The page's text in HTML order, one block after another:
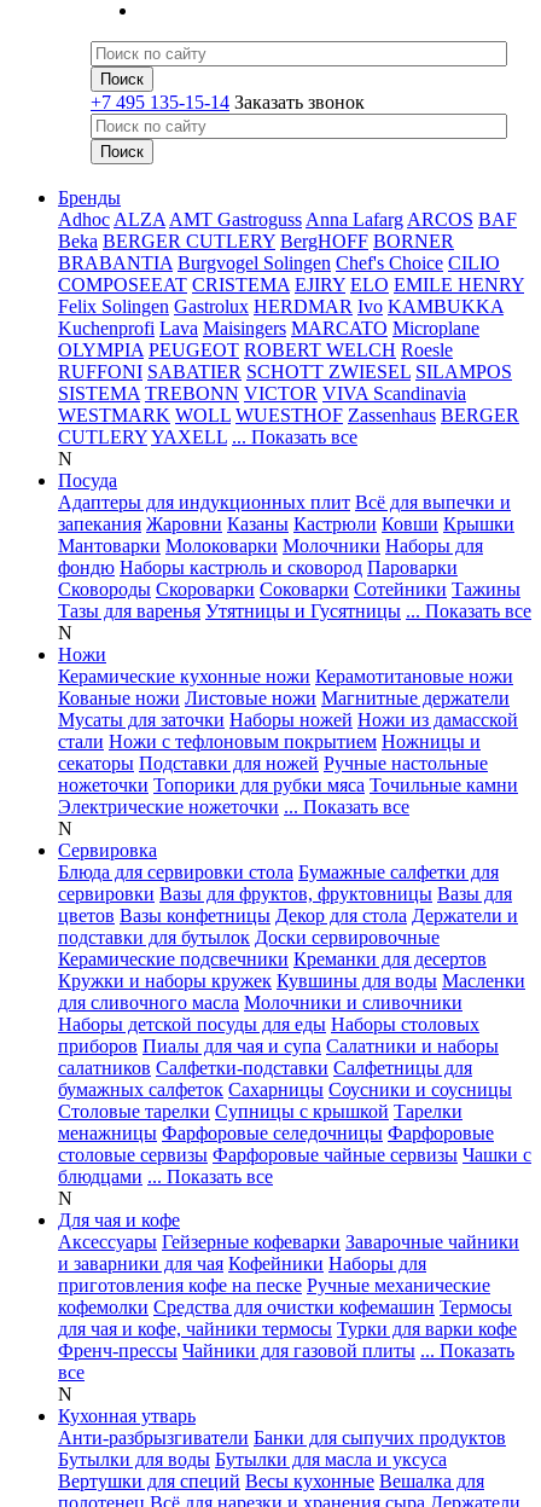
+7 495 135-15-14 Заказать звонок
Бренды
Adhoc ALZA AMT Gastroguss Anna Lafarg ARCOS BAF
Beka BERGER CUTLERY BergHOFF BORNER
BRABANTIA Burgvogel Solingen Chef's Choice CILIO
COMPOSEEAT CRISTEMA EJIRY ELO EMILE HENRY
Felix Solingen Gastrolux HERDMAR Ivo KAMBUKKA
Kuchenprofi Lava Maisingers MARCATO Microplane
OLYMPIA PEUGEOT ROBERT WELCH Roesle
RUFFONI SABATIER SCHOTT ZWIESEL SILAMPOS
SISTEMA TREBONN VICTOR VIVA Scandinavia
WESTMARK WOLL WUESTHOF Zassenhaus BERGER
CUTLERYYAXELL ... Показать все
N
Посуда
Адаптеры для индукционных плит Всё для выпечки и
запекания Жаровни Казаны Кастрюли Ковши Крышки
Мантоварки Молоковарки Молочники Наборы для
фондю Наборы кастрюль и сковород Пароварки
Сковороды Скороварки Соковарки Сотейники Тажины
Тазы для варенья Утятницы и Гусятницы ... Показать все
N
Ножи
Керамические кухонные ножи Керамотитановые ножи
Кованые ножи Листовые ножи Магнитные держатели
Мусаты для заточки Наборы ножей Ножи из дамасской
стали Ножи с тефлоновым покрытием Ножницы и
секаторы Подставки для ножей Ручные настольные
ножеточки Топорики для рубки мяса Точильные камни
Электрические ножеточки ... Показать все
N
Сервировка
Блюда для сервировки стола Бумажные салфетки для
сервировки Вазы для фруктов, фруктовницы Вазы для
цветов Вазы конфетницы Декор для стола Держатели и
подставки для бутылок Доски сервировочные
Керамические подсвечники Креманки для десертов
Кружки и наборы кружек Кувшины для воды Масленки
для сливочного масла Молочники и сливочники
Наборы детской посуды для еды Наборы столовых
приборов Пиалы для чая и супа Салатники и наборы
салатников Салфетки-подставки Салфетницы для
бумажных салфеток Сахарницы Соусники и соусницы
Столовые тарелки Супницы с крышкой Тарелки
менажницы Фарфоровые селедочницы Фарфоровые
столовые сервизы Фарфоровые чайные сервизы Чашки с
блюдцами ... Показать все
N
Для чая и кофе
Аксессуары Гейзерные кофеварки Заварочные чайники
и заварники для чая Кофейники Наборы для
приготовления кофе на песке Ручные механические
кофемолки Средства для очистки кофемашин Термосы
для чая и кофе, чайники термосы Турки для варки кофе
Френч-прессы Чайники для газовой плиты ... Показать
все
N
Кухонная утварь
Анти-разбрызгиватели Банки для сыпучих продуктов
Бутылки для воды Бутылки для масла и уксуса
Вертушки для специй Весы кухонные Вешалка для
полотенец Всё для нарезки и хранения сыра Держатели